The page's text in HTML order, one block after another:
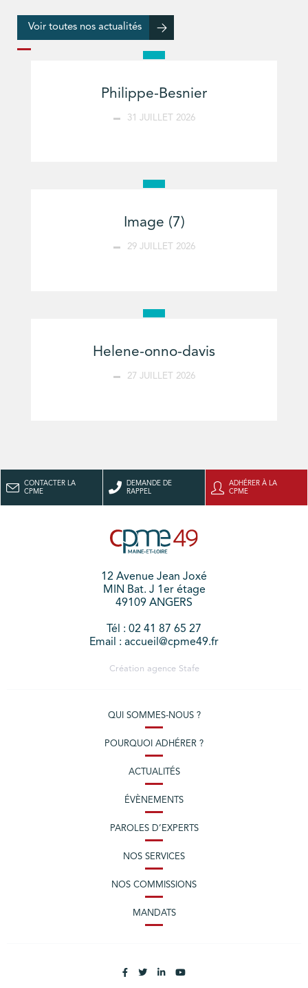
Voir toutes nos actualités
Philippe-Besnier
31 JUILLET 2026
Image (7)
29 JUILLET 2026
Helene-onno-davis
27 JUILLET 2026
CONTACTER LA
CPME
DEMANDE DE
RAPPEL
ADHÉRER À LA
CPME
12 Avenue Jean Joxé
MIN Bat. J 1er étage
49109 ANGERS
Tél : 02 41 87 65 27
Email : accueil@cpme49.fr
Création agence Stafe
QUI SOMMES-NOUS ?
POURQUOI ADHÉRER ?
ACTUALITÉS
ÉVÈNEMENTS
PAROLES D’EXPERTS
NOS SERVICES
NOS COMMISSIONS
MANDATS